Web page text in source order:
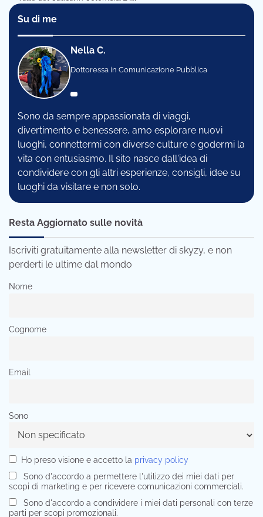
Su di me
Nella C.
Dottoressa in Comunicazione Pubblica
Sono da sempre appassionata di viaggi,
divertimento e benessere, amo esplorare nuovi
luoghi, connettermi con diverse culture e godermi la
vita con entusiasmo. Il sito nasce dall'idea di
condividere con gli altri esperienze, consigli, idee su
luoghi da visitare e non solo.
Resta Aggiornato sulle novità
Iscriviti gratuitamente alla newsletter di skyzy, e non
perderti le ultime dal mondo
Nome
Cognome
Email
Sono
Ho preso visione e accetto la privacy policy
Sono d'accordo a permettere l'utilizzo dei miei dati per
scopi di marketing e per ricevere comunicazioni commerciali.
Sono d'accordo a condividere i miei dati personali con terze
parti per scopi promozionali.